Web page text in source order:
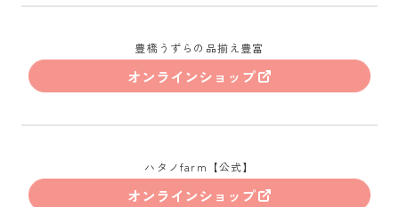
豊橋うずらの品揃え豊富
オンラインショップ
ハタノfarm【公式】
オンラインショップ